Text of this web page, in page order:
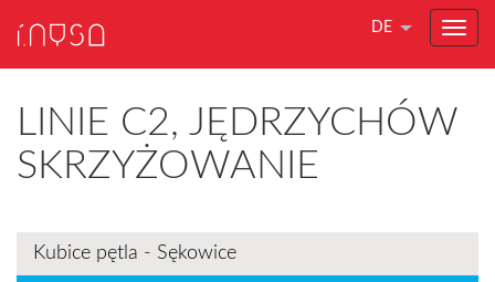
DE
LINIE C2, JĘDRZYCHÓW
SKRZYŻOWANIE
Kubice pętla - Sękowice